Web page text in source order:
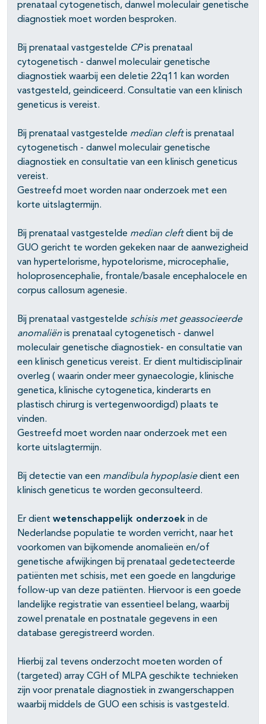
prenataal cytogenetisch, danwel moleculair genetische
diagnostiek moet worden besproken.
Bij prenataal vastgestelde CPis prenataal
cytogenetisch - danwel moleculair genetische
diagnostiek waarbij een deletie 22q11 kan worden
vastgesteld, geindiceerd. Consultatie van een klinisch
geneticus is vereist.
Bij prenataal vastgestelde median cleftis prenataal
cytogenetisch - danwel moleculair genetische
diagnostiek en consultatie van een klinisch geneticus
vereist.
Gestreefd moet worden naar onderzoek met een
korte uitslagtermijn.
Bij prenataal vastgestelde median cleftdient bij de
GUO gericht te worden gekeken naar de aanwezigheid
van hypertelorisme, hypotelorisme, microcephalie,
holoprosencephalie, frontale/basale encephalocele en
corpus callosum agenesie.
Bij prenataal vastgestelde schisis met geassocieerde
anomaliën is prenataal cytogenetisch - danwel
moleculair genetische diagnostiek- en consultatie van
een klinisch geneticus vereist. Er dient multidisciplinair
overleg ( waarin onder meer gynaecologie, klinische
genetica, klinische cytogenetica, kinderarts en
plastisch chirurg is vertegenwoordigd) plaats te
vinden.
Gestreefd moet worden naar onderzoek met een
korte uitslagtermijn.
Bij detectie van een mandibula hypoplasiedient een
klinisch geneticus te worden geconsulteerd.
Er dient wetenschappelijk onderzoek in de
Nederlandse populatie te worden verricht, naar het
voorkomen van bijkomende anomalieën en/of
genetische afwijkingen bij prenataal gedetecteerde
patiënten met schisis, met een goede en langdurige
follow-up van deze patiënten. Hiervoor is een goede
landelijke registratie van essentieel belang, waarbij
zowel prenatale en postnatale gegevens in een
database geregistreerd worden.
Hierbij zal tevens onderzocht moeten worden of
(targeted) array CGH of MLPA geschikte technieken
zijn voor prenatale diagnostiek in zwangerschappen
waarbij middels de GUO een schisis is vastgesteld.